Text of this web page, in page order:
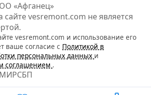
3
«Афганец»
vesremont.com не является
vesremont.com и использование его
ваше согласие с Политикой в
персональных данных и
соглашением .
МИРСБП